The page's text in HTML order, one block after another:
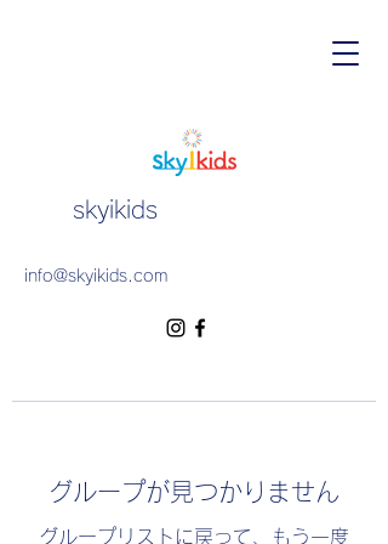
skyikids
info@skyikids.com
グループが見つかりません
グループリストに戻って、もう一度